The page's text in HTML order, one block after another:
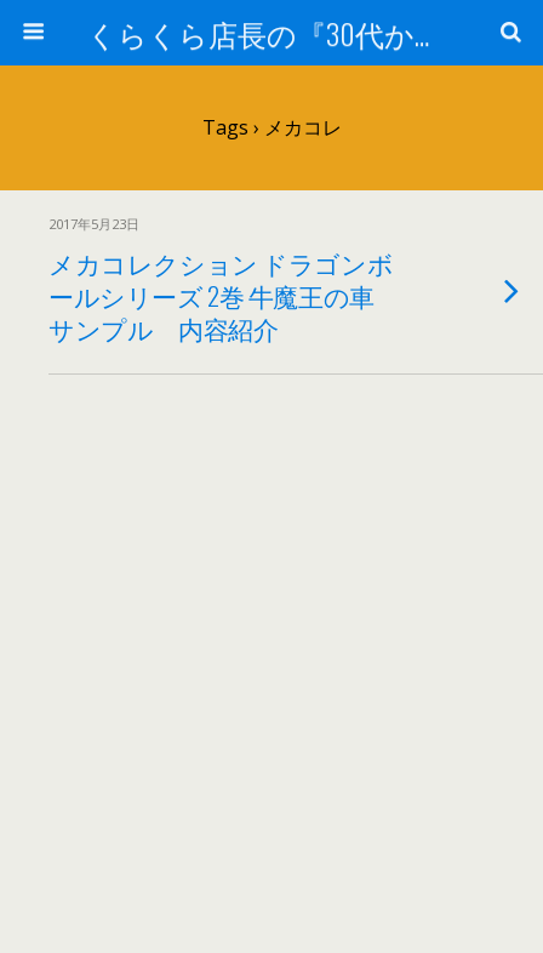
くらくら店長の『30代からのガンプラ工作』
Tags › メカコレ
2017年5月23日
メカコレクション ドラゴンボ
ールシリーズ 2巻 牛魔王の車
サンプル 内容紹介